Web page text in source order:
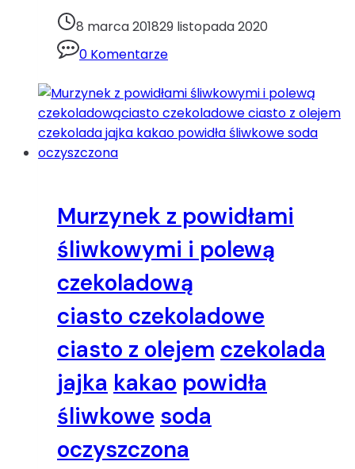
czekoladowe
czekolada
kakao
mąka
ziemniaczana
pieczenia
śmietanka
8 marca 201829 listopada 2020
0 Komentarze
Murzynek z powidłami
śliwkowymi i polewą
czekoladową
ciasto czekoladowe
ciasto z olejem czekolada
jajka kakao powidła
śliwkowe soda
oczyszczona